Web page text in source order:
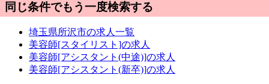
同じ条件でもう一度検索する
埼玉県所沢市の求人一覧
美容師[スタイリスト]の求人
美容師[アシスタント(中途)]の求人
美容師[アシスタント(新卒)]の求人